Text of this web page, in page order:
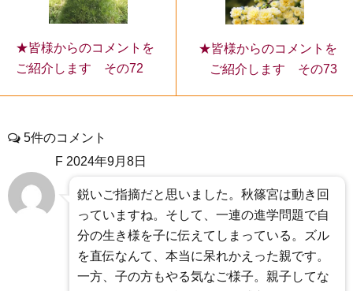
★皆様からのコメントを
ご紹介します その72
★皆様からのコメントを
ご紹介します その73
5件のコメント
F 2024年9月8日
鋭いご指摘だと思いました。秋篠宮は動き回
っていますね。そして、一連の進学問題で自
分の生き様を子に伝えてしまっている。ズル
を直伝なんて、本当に呆れかえった親です。
一方、子の方もやる気なご様子。親子してな